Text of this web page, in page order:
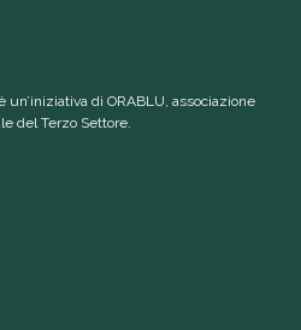
di ORABLU, associazione
del Terzo Settore.